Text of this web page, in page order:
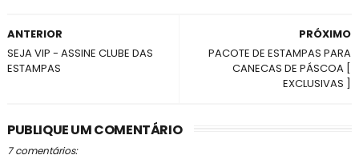
PRÓXIMO
PACOTE DE ESTAMPAS PARA
CANECAS DE PÁSCOA [
EXCLUSIVAS ]
ANTERIOR
SEJA VIP - ASSINE CLUBE DAS
ESTAMPAS
PUBLIQUE UM COMENTÁRIO
7 comentários: